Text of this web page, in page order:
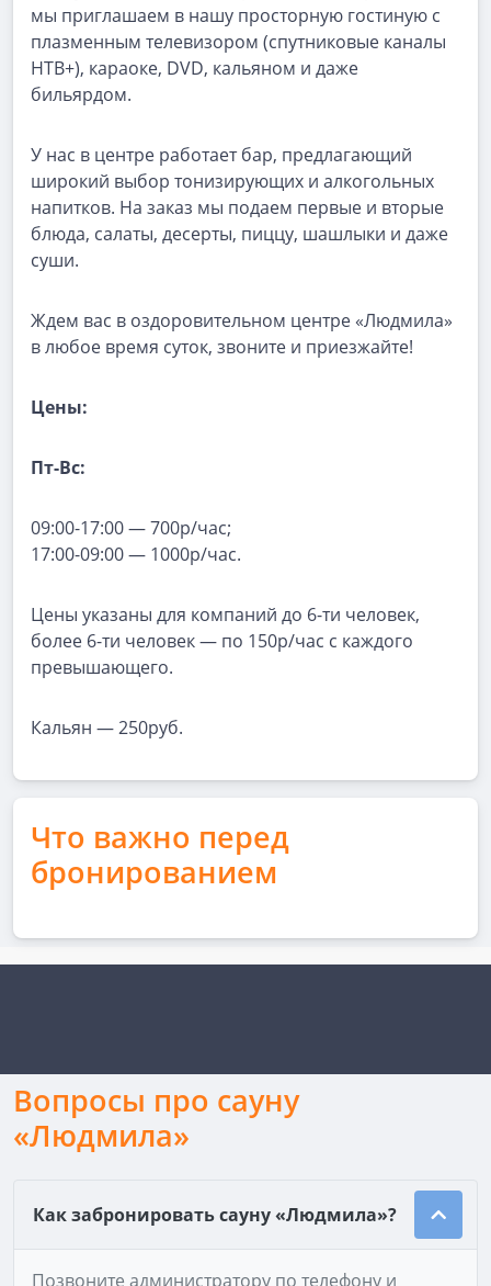
мы приглашаем в нашу просторную гостиную с
плазменным телевизором (спутниковые каналы
НТВ+), караоке, DVD, кальяном и даже
бильярдом.
У нас в центре работает бар, предлагающий
широкий выбор тонизирующих и алкогольных
напитков. На заказ мы подаем первые и вторые
блюда, салаты, десерты, пиццу, шашлыки и даже
суши.
Ждем вас в оздоровительном центре «Людмила»
в любое время суток, звоните и приезжайте!
Цены:
Пт-Вс:
09:00-17:00 — 700р/час;
17:00-09:00 — 1000р/час.
Цены указаны для компаний до 6-ти человек,
более 6-ти человек — по 150р/час с каждого
превышающего.
Кальян — 250руб.
Что важно перед
бронированием
Вопросы про сауну
«Людмила»
Как забронировать сауну «Людмила»?
Позвоните администратору по телефону и